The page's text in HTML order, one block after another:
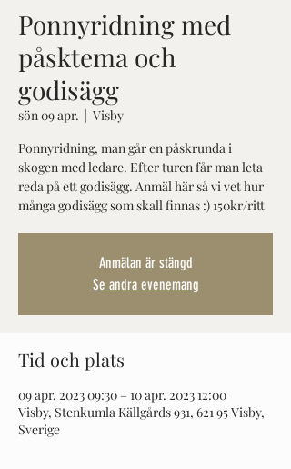
Ponnyridning med
påsktema och
godisägg
sön 09 apr.
  |
Visby
Ponnyridning, man går en påskrunda i
skogen med ledare. Efter turen får man leta
reda på ett godisägg. Anmäl här så vi vet hur
Anmälan är stängd
Se andra evenemang
Tid och plats
09 apr. 2023 09:30 – 10 apr. 2023 12:00
Visby, Stenkumla Källgårds 931, 621 95 Visby,
Sverige